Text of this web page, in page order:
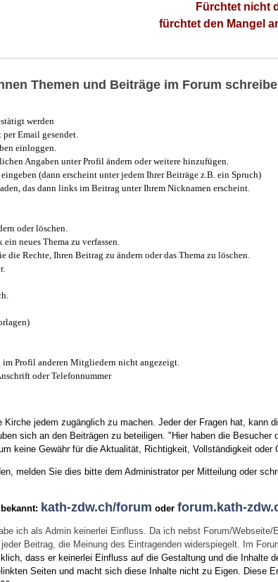
Fürchtet nicht
fürchtet den Mangel
Themen und Beiträge im Forum
werden
per Email gesendet.
einloggen.
Angaben unter Profil ändern oder weitere hinzufügen.
(dann erscheint unter jedem Ihrer Beiträge z.B. ein Spruch)
das dann links im Beitrag unter Ihrem Nicknamen erscheint.
oder löschen.
neues Thema zu verfassen.
die Rechte, Ihren Beitrag zu ändern oder das Thema zu löschen.
Profil anderen Mitgliedern nicht angezeigt.
oder Telefonnummer
jedem zugänglich zu machen. Jeder der Fragen hat, kann
sich an den Beiträgen zu beteiligen. "Hier haben die
keine Gewähr für die Aktualität, Richtigkeit, Vollständigkeit
melden Sie dies bitte dem Administrator per Mitteilung oder
kath-zdw.ch/forum oderforum.kath-
ich als Admin keinerlei Einfluss. Da ich nebst Forum/
Beitrag, die Meinung des Eintragenden widerspiegelt. Im
dass er keinerlei Einfluss auf die Gestaltung und die Inhalte
Seiten und macht sich diese Inhalte nicht zu Eigen.
Diese